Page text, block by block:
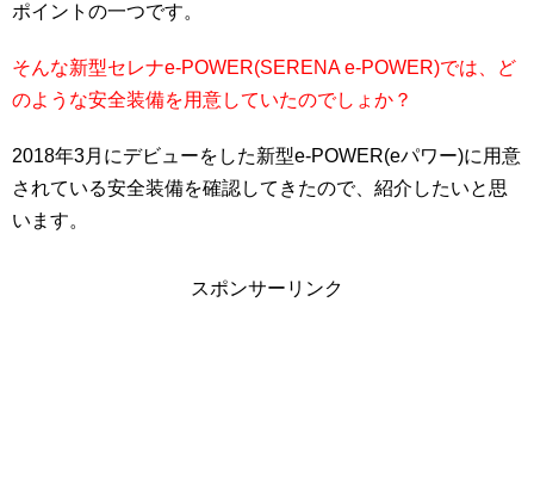
ポイントの一つです。
そんな新型セレナe-POWER(SERENA e-POWER)では、ど
のような安全装備を用意していたのでしょか？
2018年3月にデビューをした新型e-POWER(eパワー)に用意
されている安全装備を確認してきたので、紹介したいと思
います。
スポンサーリンク